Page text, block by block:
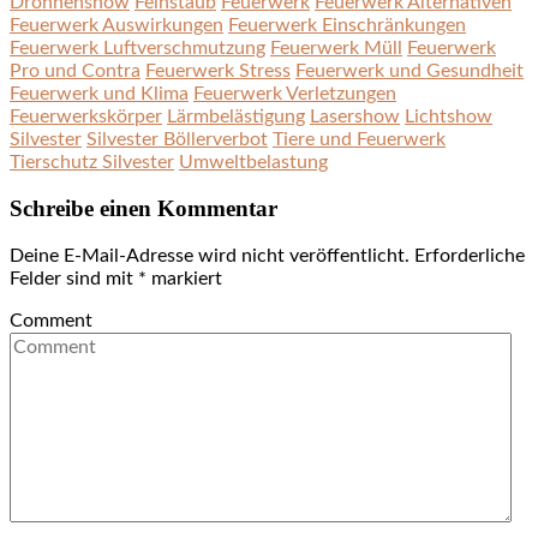
Feuerwerk Auswirkungen Feuerwerk Einschränkungen
Feuerwerk Luftverschmutzung Feuerwerk Müll
Feuerwerk
Pro und Contra Feuerwerk Stress Feuerwerk und Gesundheit
Feuerwerk und Klima Feuerwerk Verletzungen
Feuerwerkskörper Lärmbelästigung Lasershow Lichtshow
Silvester Silvester Böllerverbot Tiere und Feuerwerk
Tierschutz Silvester Umweltbelastung
Schreibe einen Kommentar
Deine E-Mail-Adresse wird nicht veröffentlicht. Erforderliche
Felder sind mit * markiert
Comment